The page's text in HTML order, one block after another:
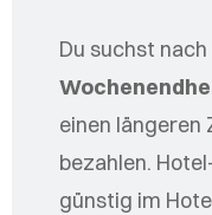
Du suchst
einen längeren
bezahlen.
günstig im